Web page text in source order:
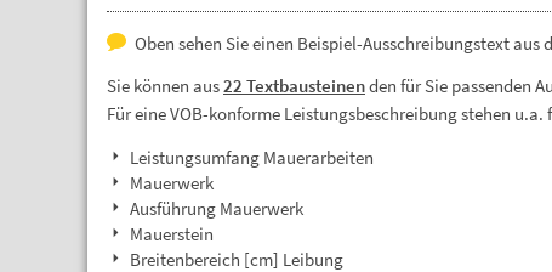
Oben sehen Sie einen Beispiel-Ausschreibungstext
Sie können aus22 Textbausteinenden für Sie passenden
Für eine VOB-konforme Leistungsbeschreibung stehen
Leistungsumfang Mauerarbeiten
Mauerwerk
Ausführung Mauerwerk
Mauerstein
Breitenbereich [cm] Leibung